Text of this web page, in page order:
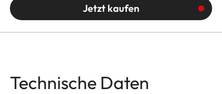
Jetzt kaufen
Technische Daten